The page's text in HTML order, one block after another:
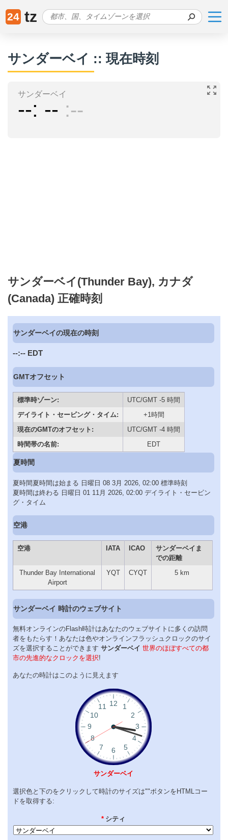
24 tz
サンダーベイ :: 現在時刻
サンダーベイ
-- -- --
サンダーベイ(Thunder Bay), カナダ
(Canada) 正確時刻
サンダーベイの現在の時刻
--:-- EDT
GMTオフセット
標準時ゾーン:
UTC/GMT -5 時間
デイライト・セービング・タイム:
+1時間
現在のGMTのオフセット:
UTC/GMT -4 時間
時間帯の名前:
EDT
夏時間
夏時間夏時間は始まる 日曜日 08 3月 2026, 02:00 標準時刻
夏時間は終わる 日曜日 01 11月 2026, 02:00 デイライト・セービン
グ・タイム
空港
空港 IATA ICAO
サンダーベイま
での距離
Thunder Bay International
Airport
YQT CYQT 5 km
サンダーベイ 時計のウェブサイト
無料オンラインのFlash時計はあなたのウェブサイトに多くの訪問
者をもたらす！あなたは色やオンラインフラッシュクロックのサイ
ズを選択することができます サンダーベイ 世界のほぼすべての都
市の先進的なクロックを選択!
あなたの時計はこのように見えます
サンダーベイ
選択色と下のをクリックして時計のサイズは""ボタンをHTMLコー
ドを取得する:
* シティ